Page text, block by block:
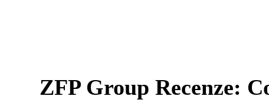
ZFP Group Recenze: